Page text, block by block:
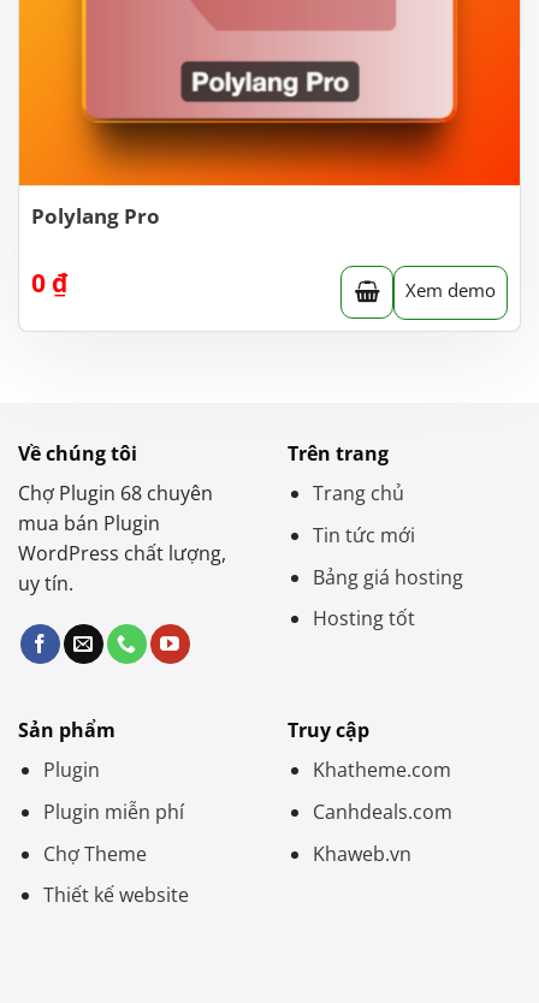
Polylang Pro
0 ₫ Xem demo
Về chúng tôi
Chợ Plugin 68 chuyên
mua bán Plugin
WordPress chất lượng,
uy tín.
Trên trang
Trang chủ
Tin tức mới
Bảng giá hosting
Hosting tốt
Sản phẩm
Plugin
Plugin miễn phí
Chợ Theme
Thiết kế website
Truy cập
Khatheme.com
Canhdeals.com
Khaweb.vn